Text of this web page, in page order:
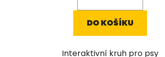
DO KOŠÍKU
Interaktivní kruh pro psy